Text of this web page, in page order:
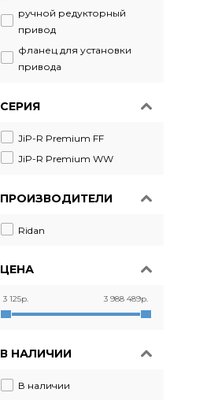
ручной редукторный
привод
фланец для установки
привода
СЕРИЯ
JiP-R Premium FF
JiP-R Premium WW
ПРОИЗВОДИТЕЛИ
Ridan
ЦЕНА
3 125р. 3 988 489р.
В НАЛИЧИИ
В наличии